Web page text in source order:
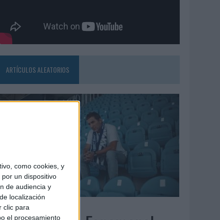
como cookies, y
un dispositivo
de audiencia y
localización
clic para
el procesamiento
ARTÍCULOS ALEATORIOS
06/08/2026